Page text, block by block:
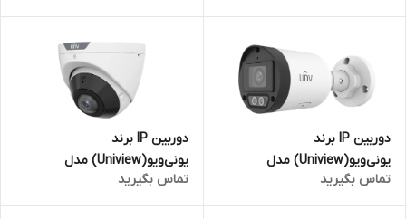
مگاپیکسل
مگاپیکسل
دوربین IP برند
یونی‌ویو(Uniview) مدل
مگاپیکسل
تماس بگیرید
دوربین IP برند
یونی‌ویو(Uniview) مدل
واید 5 مگاپیکسل
تماس بگیرید